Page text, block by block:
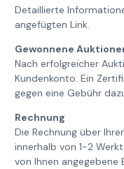
Detaillierte
angefügten Link.
Gewonnene
Nach erfolgreicher
Kundenkonto. Ein
gegen eine Gebühr
Rechnung
Die Rechnung über
innerhalb von 1-2
von Ihnen angegebene